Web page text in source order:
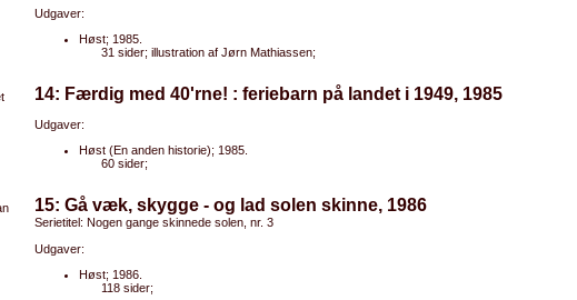
Udgaver:
Høst; 1985.
31 sider; illustration af Jørn Mathiassen;
14: Færdig med 40'rne! : feriebarn på landet i 1949, 1985
Udgaver:
Høst (En anden historie); 1985.
60 sider;
15: Gå væk, skygge - og lad solen skinne, 1986
Serietitel: Nogen gange skinnede solen, nr. 3
Udgaver:
Høst; 1986.
118 sider;